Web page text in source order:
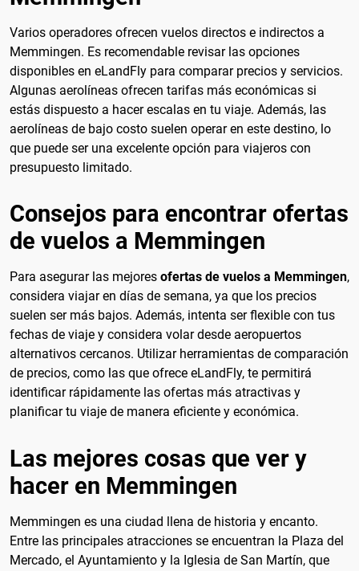
Varios operadores ofrecen vuelos directos e indirectos a
Memmingen. Es recomendable revisar las opciones
disponibles en eLandFly para comparar precios y servicios.
Algunas aerolíneas ofrecen tarifas más económicas si
estás dispuesto a hacer escalas en tu viaje. Además, las
aerolíneas de bajo costo suelen operar en este destino, lo
que puede ser una excelente opción para viajeros con
presupuesto limitado.
Consejos para encontrar ofertas
de vuelos a Memmingen
Para asegurar las mejores ofertas de vuelos a Memmingen,
considera viajar en días de semana, ya que los precios
suelen ser más bajos. Además, intenta ser flexible con tus
fechas de viaje y considera volar desde aeropuertos
alternativos cercanos. Utilizar herramientas de comparación
de precios, como las que ofrece eLandFly, te permitirá
identificar rápidamente las ofertas más atractivas y
planificar tu viaje de manera eficiente y económica.
Las mejores cosas que ver y
hacer en Memmingen
Memmingen es una ciudad llena de historia y encanto.
Entre las principales atracciones se encuentran la Plaza del
Mercado, el Ayuntamiento y la Iglesia de San Martín, que